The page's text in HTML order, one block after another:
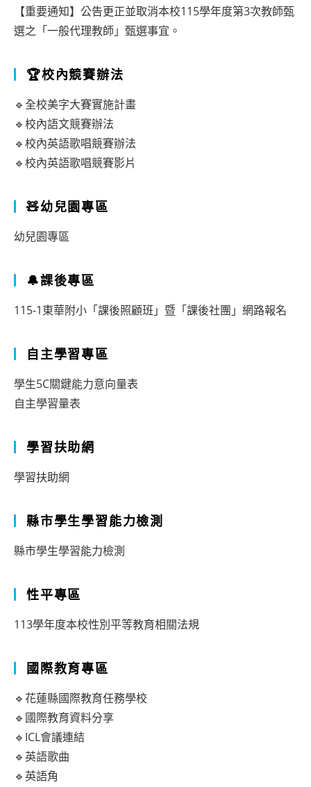
期
大
實
習
教
師
甄
錄
單
告
【重要通知】公告更正並取消本校115學年度第3次教師甄
選之「一般代理教師」甄選事宜。
🏆校內競賽辦法
🔹全校美字大賽實施計畫
🔹校內語文競賽辦法
🔹校內英語歌唱競賽辦法
🔹校內英語歌唱競賽影片
🧸幼兒園專區
幼兒園專區
🔔課後專區
115-1東華附小「課後照顧班」暨「課後社團」網路報名
自主學習專區
學生5C關鍵能力意向量表
自主學習量表
學習扶助網
學習扶助網
縣市學生學習能力檢測
縣市學生學習能力檢測
性平專區
113學年度本校性別平等教育相關法規
國際教育專區
🔹花蓮縣國際教育任務學校
🔹國際教育資料分享
🔹ICL會議連結
🔹英語歌曲
🔹英語角